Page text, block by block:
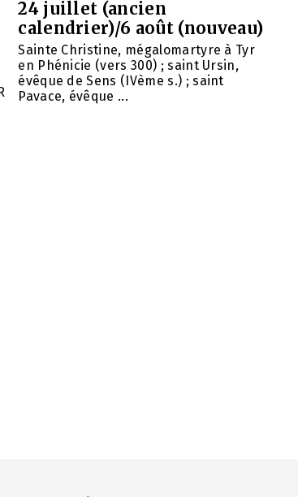
24 juillet (ancien
calendrier)/6 août (nouveau)
Sainte Christine, mégalomartyre à Tyr
en Phénicie (vers 300) ; saint Ursin,
évêque de Sens (IVème s.) ; saint
Pavace, évêque ...